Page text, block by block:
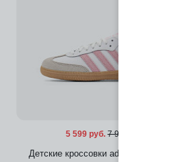
5 599 руб. 7 999 руб.
Детские кроссовки adidas Samba OG